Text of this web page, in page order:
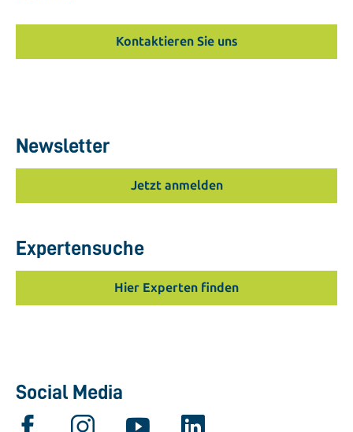
Kontaktieren Sie uns
Newsletter
Jetzt anmelden
Expertensuche
Hier Experten finden
Social Media